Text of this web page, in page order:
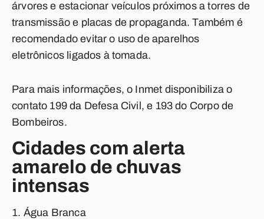
árvores e estacionar veículos próximos a torres de
transmissão e placas de propaganda. Também é
recomendado evitar o uso de aparelhos
eletrônicos ligados à tomada.
Para mais informações, o Inmet disponibiliza o
contato 199 da Defesa Civil, e 193 do Corpo de
Bombeiros.
Cidades com alerta
amarelo de chuvas
intensas
Água Branca